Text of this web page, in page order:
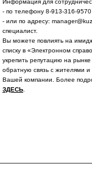
Информация для
- по телефону 8-913-316-9570
- или по адресу:
специалист.
Вы можете повлиять на
списку в «Электронном
укрепить репутацию на
обратную связь с жителями и
Вашей компании. Более
ЗДЕСЬ